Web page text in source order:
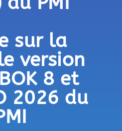
sur la
version
8 et
2026 du